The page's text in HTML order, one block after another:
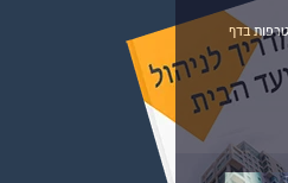
על הכפתור ושלחו בקשת הצטרפות בדף
הקבוצה
למעבר לקבוצה